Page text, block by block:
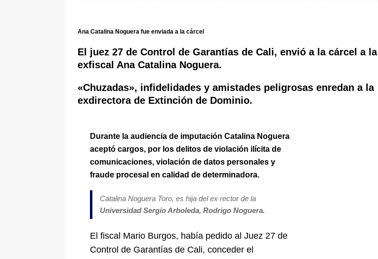
Ana Catalina Noguera fue enviada a la cárcel
El juez 27 de Control de Garantías de Cali, envió a la cárcel a la
exfiscal Ana Catalina Noguera.
«Chuzadas», infidelidades y amistades peligrosas enredan a la
exdirectora de Extinción de Dominio.
Durante la audiencia de imputación Catalina Noguera
aceptó cargos, por los delitos de violación ilícita de
comunicaciones, violación de datos personales y
fraude procesal en calidad de determinadora.
Catalina Noguera Toro, es hija del ex rector de la
Universidad Sergio Arboleda, Rodrigo Noguera.
El fiscal Mario Burgos, había pedido al Juez 27 de
Control de Garantías de Cali, conceder el